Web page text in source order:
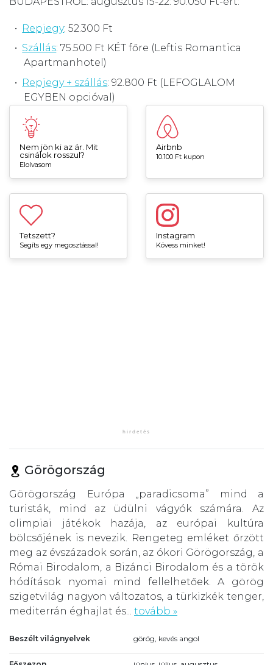
Repjegy: 52.300 Ft
Szállás: 75.500 Ft KÉT főre (Leftis Romantica
Apartmanhotel)
Repjegy + szállás: 92.800 Ft (LEFOGLALOM
EGYBEN opcióval)
Nem jön ki az ár. Mit
csinálok rosszul?
Elolvasom
Airbnb
10.100 Ft kupon
Tetszett?
Segíts egy megosztással!
Instagram
Kövess minket!
Görögország
Görögország Európa „paradicsoma” mind a
turisták, mind az üdülni vágyók számára. Az
olimpiai játékok hazája, az európai kultúra
bölcsőjének is nevezik. Rengeteg emléket őrzött
meg az évszázadok során, az ókori Görögország, a
Római Birodalom, a Bizánci Birodalom és a török
hódítások nyomai mind fellelhetőek. A görög
szigetvilág nagyon változatos, a türkizkék tenger,
mediterrán éghajlat és... tovább »
Beszélt világnyelvek görög, kevés angol